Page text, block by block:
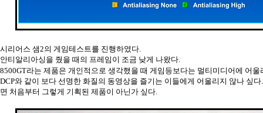
시리어스 샘2의 게임테스트를 진행하였다.
안티알리아싱을 줬을 때의 프레임이 조금 낮게 나왔다.
8500GT라는 제품은 개인적으로 생각했을 때 게임등보다는 멀티미디어에 어
DCP와 같이 보다 선명한 화질의 동영상을 즐기는 이들에게 어울리지 않나 싶
면 처음부터 그렇게 기획된 제품이 아닌가 싶다.